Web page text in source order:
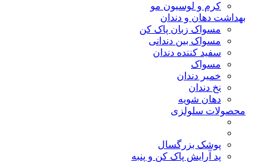
کرم و لوسیون مو
بهداشت دهان و دندان
مسواک زبان پاک کن
مسواک بین دندانی
سفید کننده دندان
مسواک
خمیر دندان
نخ دندان
دهان شویه
محصولات سلولزی
پوشک بزرگسال
پد آرایش پاک کن و پنبه